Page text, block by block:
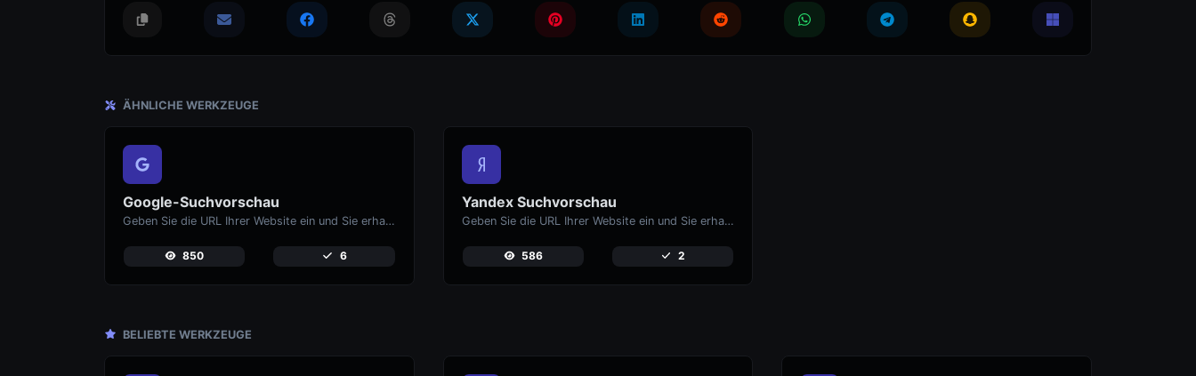
ÄHNLICHE WERKZEUGE
Google-Suchvorschau
Geben Sie die URL Ihrer Website ein und Sie erhalten eine sofortige Vorschau darauf, wie sie aussehen würde, wenn Sie sie auf Google finden.
850 6
Yandex Suchvorschau
Geben Sie die URL Ihrer Website ein und Sie erhalten eine sofortige Vorschau darauf, wie sie aussieht, wenn Sie sie auf Yandex finden.
586 2
BELIEBTE WERKZEUGE